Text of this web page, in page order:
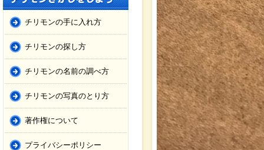
チリモンの手に入れ方
チリモンの探し方
チリモンの名前の調べ方
チリモンの写真のとり方
著作権について
プライバシーポリシー